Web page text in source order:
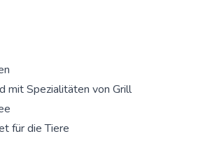
mit Spezialitäten von Grill
für die Tiere